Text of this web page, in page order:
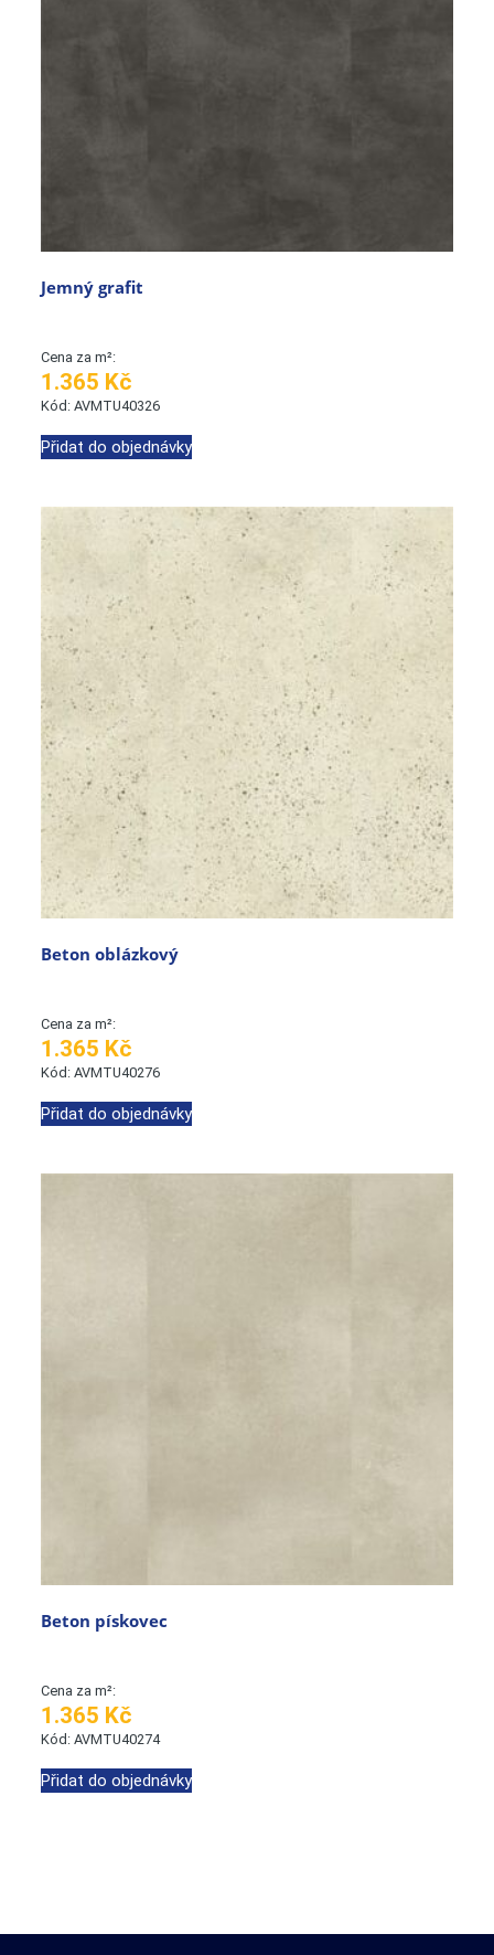
Jemný grafit
Cena za m²:
1.365 Kč
Kód: AVMTU40326
Přidat do objednávky
Beton oblázkový
Cena za m²:
1.365 Kč
Kód: AVMTU40276
Přidat do objednávky
Beton pískovec
Cena za m²:
1.365 Kč
Kód: AVMTU40274
Přidat do objednávky